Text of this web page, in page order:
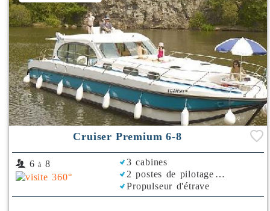
Cruiser Premium 6-8
6 à 8
3 cabines
2 postes de pilotage
Propulseur d'étrave